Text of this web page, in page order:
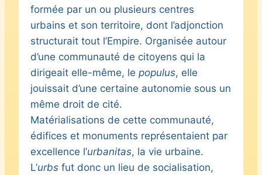
formée par un ou plusieurs centres
urbains et son territoire, dont l’adjonction
structurait tout l’Empire. Organisée autour
d’une communauté de citoyens qui la
dirigeait elle-même, le populus, elle
jouissait d’une certaine autonomie sous un
même droit de cité.
Matérialisations de cette communauté,
édifices et monuments représentaient par
excellence l’urbanitas, la vie urbaine.
L’urbs fut donc un lieu de socialisation,